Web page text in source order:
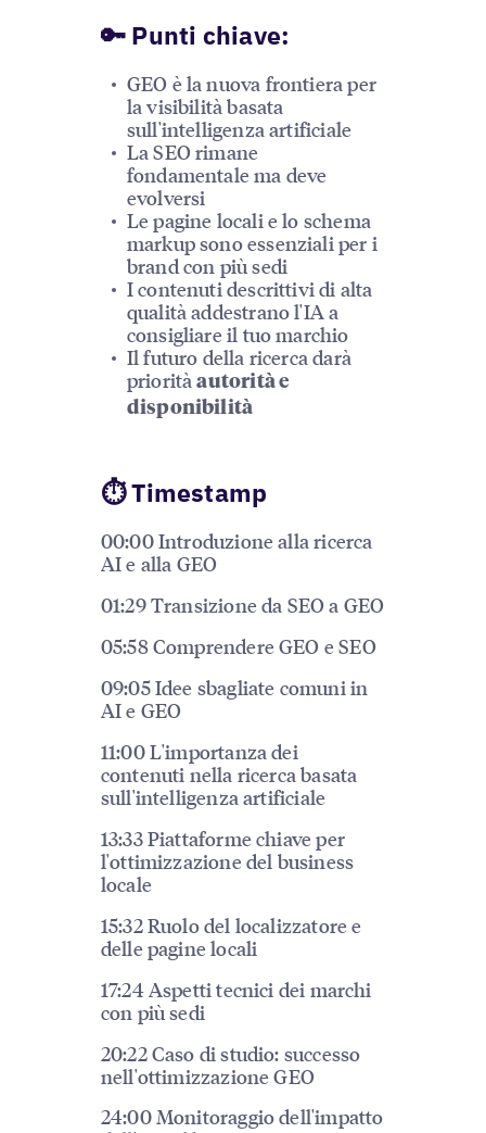
🔑 Punti chiave:
GEO è la nuova frontiera per
la visibilità basata
sull'intelligenza artificiale
La SEO rimane
fondamentale ma deve
evolversi
Le pagine locali e lo schema
markup sono essenziali per i
brand con più sedi
I contenuti descrittivi di alta
qualità addestrano l'IA a
consigliare il tuo marchio
Il futuro della ricerca darà
prioritàautorità e
disponibilità
⏱ Timestamp
00:00 Introduzione alla ricerca
AI e alla GEO
01:29 Transizione da SEO a GEO
05:58 Comprendere GEO e SEO
09:05 Idee sbagliate comuni in
AI e GEO
11:00 L'importanza dei
contenuti nella ricerca basata
sull'intelligenza artificiale
13:33 Piattaforme chiave per
l'ottimizzazione del business
locale
15:32 Ruolo del localizzatore e
delle pagine locali
17:24 Aspetti tecnici dei marchi
con più sedi
20:22 Caso di studio: successo
nell'ottimizzazione GEO
24:00 Monitoraggio dell'impatto